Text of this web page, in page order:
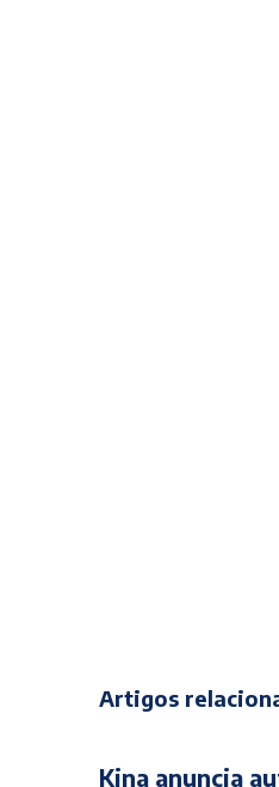
Artigos
Kina anuncia